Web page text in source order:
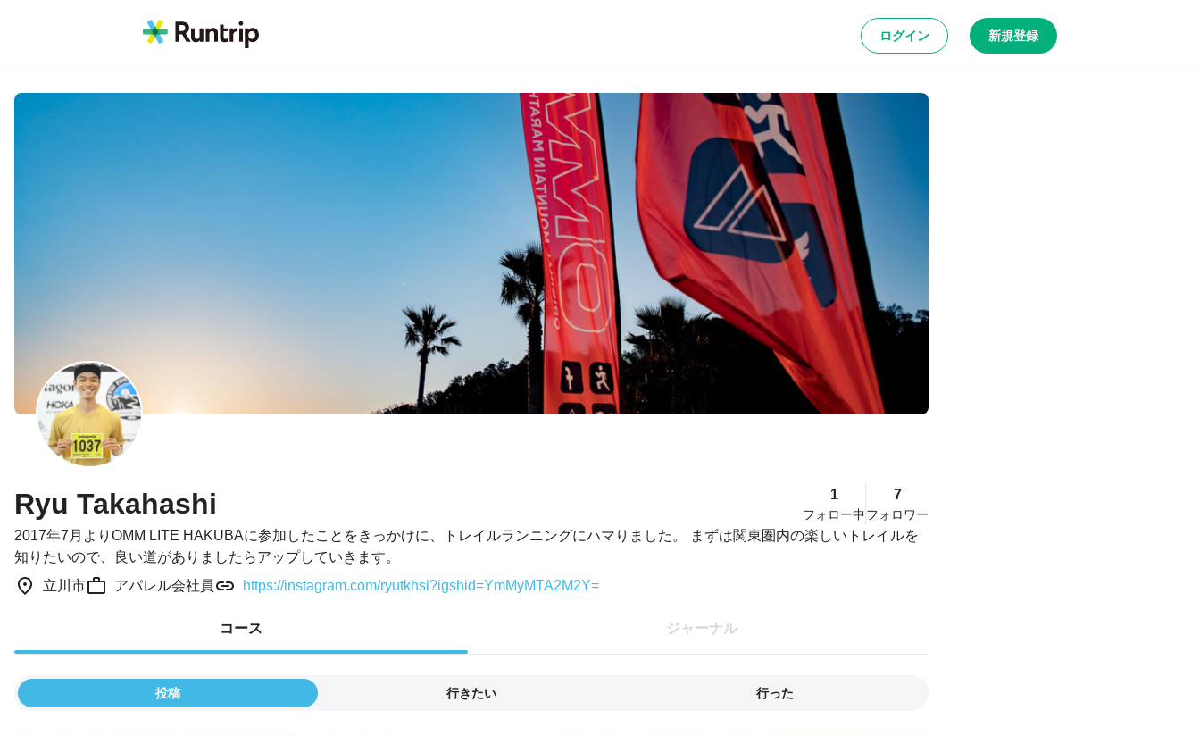
ログイン 新規登録
Ryu Takahashi 1
フォロー中
7
フォロワー
2017年7月よりOMM LITE HAKUBAに参加したことをきっかけに、トレイルランニングにハマりました。 まずは関東圏内の楽しいトレイルを
知りたいので、良い道がありましたらアップしていきます。
立川市
アパレル会社員 https://instagram.com/ryutkhsi?igshid=YmMyMTA2M2Y=
コース ジャーナル
投稿 行きたい 行った